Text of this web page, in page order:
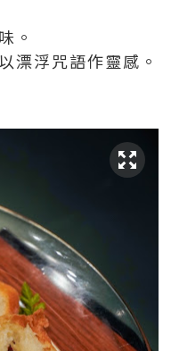
。
漂浮咒語作靈感。